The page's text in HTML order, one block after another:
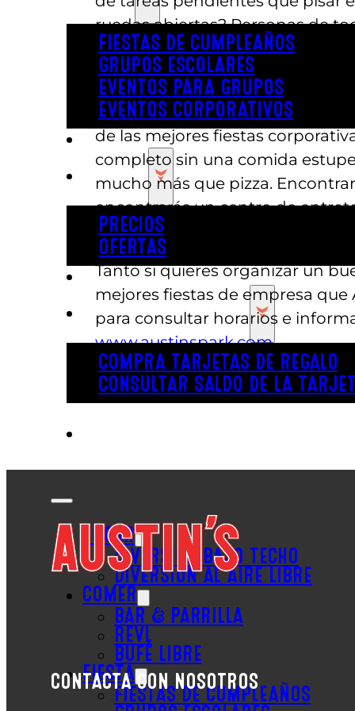
FIESTAS DE CUMPLEAÑOS
GRUPOS ESCOLARES
EVENTOS PARA GRUPOS
EVENTOS CORPORATIVOS
REVL
PRECIOS
PRECIOS
OFERTAS
COMPRAR ENTRADAS
TARJETAS DE REGALO
COMPRA TARJETAS DE REGALO
CONSULTAR SALDO DE LA
JUGAR
DIVERSIÓN BAJO TECHO
DIVERSIÓN AL AIRE LIBRE
COMER
BAR & PARRILLA
REVL
BUFÉ LIBRE
FIESTA
FIESTAS DE CUMPLEAÑOS
ruedas abiertas? Personas de
Tag. Si estas actividades te
las compañías de Austin y pasa
No son solo las actividades,
de las mejores fiestas
completo sin una comida
mucho más que pizza.
encontrarás un centro de
ternera perfectamente
Tanto si quieres organizar un
mejores fiestas de empresa que
para consultar horarios e
www.austinspark.com.
CONTACTA CON NOSOTROS